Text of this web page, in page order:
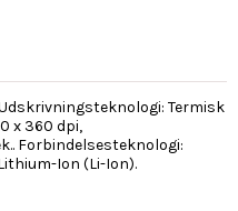
Termisk
x 360 dpi,
Forbindelsesteknologi:
Ion (Li-Ion).